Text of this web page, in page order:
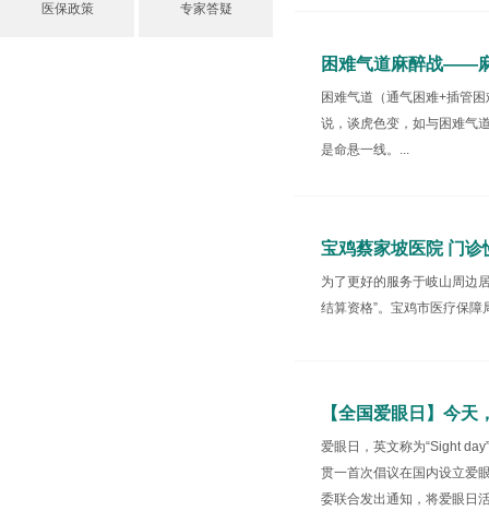
医保政策 专家答疑
困难气道麻醉战——
困难气道（通气困难+插管
说，谈虎色变，如与困难气
是命悬一线。...
宝鸡蔡家坡医院 门
为了更好的服务于岐山周边
结算资格”。宝鸡市医疗保
【全国爱眼日】今
爱眼日，英文称为“Sight
贯一首次倡议在国内设立爱
委联合发出通知，将爱眼日